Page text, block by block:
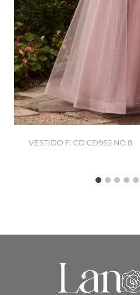
VESTIDO F. CD CD962 NO.8